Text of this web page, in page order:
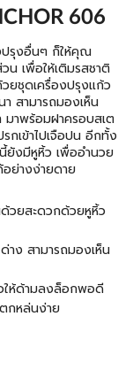
606
ปรุงอื่นๆ ก็ให้คุณ
น เพื่อให้เติมรสชาติ
ยชุดเครื่องปรุงแก้ว
สามารถมองเห็น
มาพร้อมฝาครอบสเต
กเข้าไปเจือปน อีกทั้ง
ยังมีหูหิ้ว เพื่ออำนวย
ย่างง่ายดาย
วยสะดวกด้วยหูหิ้ว
ง สามารถมองเห็น
ให้ด้ามลงล็อกพอดี
กหล่นง่าย